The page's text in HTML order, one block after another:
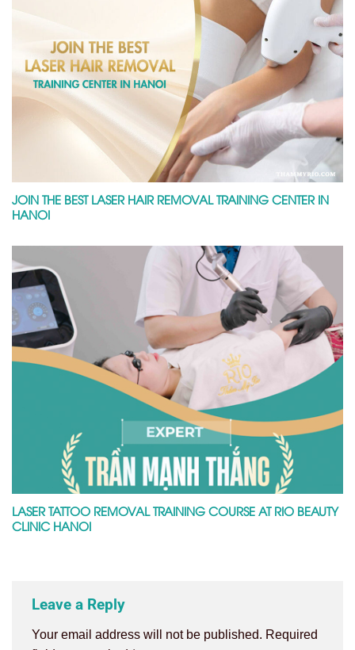
JOIN THE BEST LASER HAIR REMOVAL TRAINING CENTER IN
HANOI
LASER TATTOO REMOVAL TRAINING COURSE AT RIO BEAUTY
CLINIC HANOI
Leave a Reply
Your email address will not be published. Required